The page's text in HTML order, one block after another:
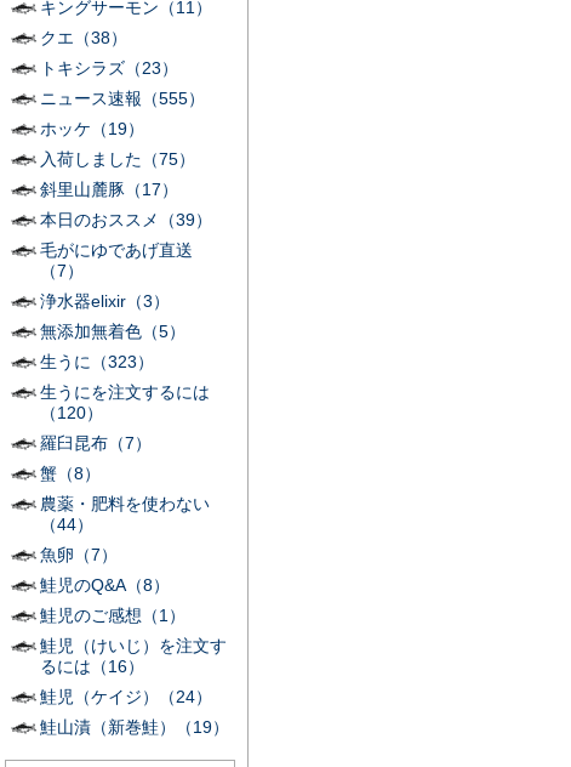
キングサーモン（11）
クエ（38）
トキシラズ（23）
ニュース速報（555）
ホッケ（19）
入荷しました（75）
斜里山麓豚（17）
本日のおススメ（39）
毛がにゆであげ直送
（7）
浄水器elixir（3）
無添加無着色（5）
生うに（323）
生うにを注文するには
（120）
羅臼昆布（7）
蟹（8）
農薬・肥料を使わない
（44）
魚卵（7）
鮭児のQ&A（8）
鮭児のご感想（1）
鮭児（けいじ）を注文す
るには（16）
鮭児（ケイジ）（24）
鮭山漬（新巻鮭）（19）